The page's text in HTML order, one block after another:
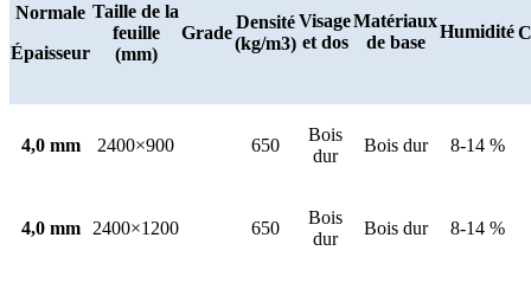
Normale
Épaisseur
Taille de la
feuille
(mm)
Grade
Densité
(kg/m3)
Visage
et dos
Matériaux
de base
Humidité
4,0 mm 2400×900 650
Bois
dur
Bois dur 8-14 %
4,0 mm 2400×1200 650
Bois
dur
Bois dur 8-14 %